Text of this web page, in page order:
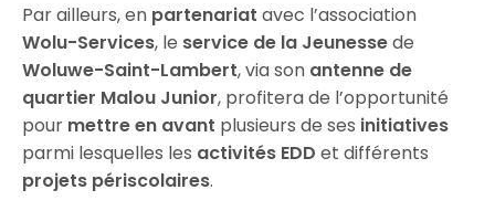
Par ailleurs, en partenariat avec l’association
Wolu-Services, le service de la Jeunessede
Woluwe-Saint-Lambert, via son antenne de
quartier Malou Junior, profitera de l’opportunité
pour mettre en avant plusieurs de ses initiatives
parmi lesquelles les activités EDD et différents
projets périscolaires.